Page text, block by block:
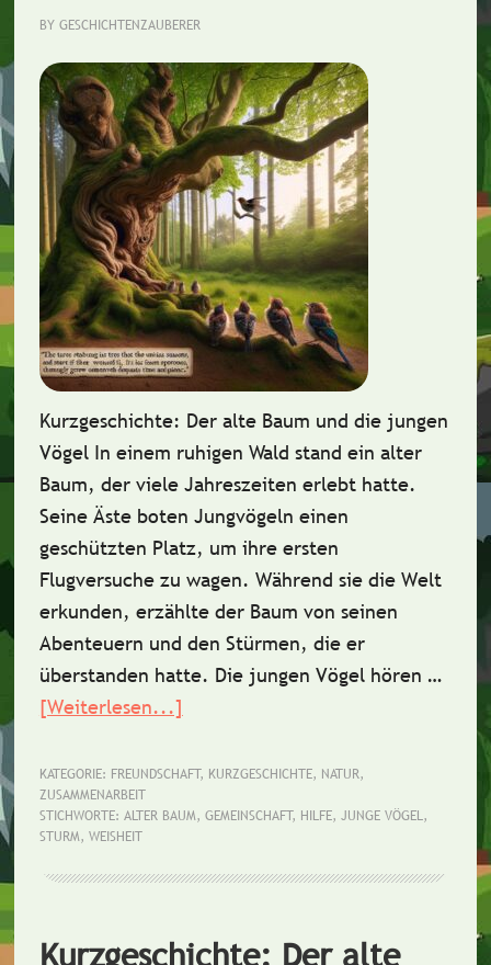
BY GESCHICHTENZAUBERER
Kurzgeschichte: Der alte Baum und die jungen
Vögel In einem ruhigen Wald stand ein alter
Baum, der viele Jahreszeiten erlebt hatte.
Seine Äste boten Jungvögeln einen
geschützten Platz, um ihre ersten
Flugversuche zu wagen. Während sie die Welt
erkunden, erzählte der Baum von seinen
Abenteuern und den Stürmen, die er
überstanden hatte. Die jungen Vögel hören …
[Weiterlesen...]
alte
KATEGORIE: FREUNDSCHAFT, KURZGESCHICHTE, NATUR,
ZUSAMMENARBEIT
STICHWORTE: ALTER BAUM, GEMEINSCHAFT, HILFE, JUNGE VÖGEL,
STURM, WEISHEIT
Kurzgeschichte: Der alte